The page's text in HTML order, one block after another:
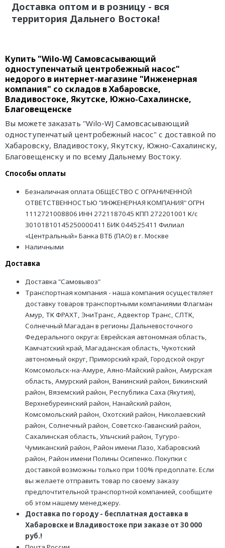
Доставка оптом и в розницу - вся
территория Дальнего Востока!
Купить "Wilo-WJ Самовсасывающий
одноступенчатый центробежный насос"
недорого в интернет-магазине "Инженерная
компания" со складов в Хабаровске,
Владивостоке, Якутске, Южно-Сахалинске,
Благовещенске
Вы можете заказать "Wilo-WJ Самовсасывающий
одноступенчатый центробежный насос" с доставкой по
Хабаровску, Владивостоку, Якутску, Южно-Сахалинску,
Благовещенску и по всему Дальнему Востоку.
Способы оплаты
Безналичная оплата ОБЩЕСТВО С ОГРАНИЧЕННОЙ
ОТВЕТСТВЕННОСТЬЮ "ИНЖЕНЕРНАЯ КОМПАНИЯ" ОГРН
1112721008806 ИНН 2721187045 КПП 272201001 К/с
30101810145250000411 БИК 044525411 Филиал
«Центральный» Банка ВТБ (ПАО) в г. Москве
Наличными
Доставка
Доставка "Самовывоз"
Транспортная компания - наша компания осуществляет
доставку товаров транспортными компаниями Флагман
Амур, ТК ФРАХТ, ЭниТранс, Адвектор Транс, СЛТК,
Солнечный Магадан в регионы Дальневосточного
Федерального округа: Еврейская автономная область,
Камчатский край, Магаданская область, Чукотский
автономный округ, Приморский край, Городской округ
Комсомольск-на-Амуре, Аяно-Майский район, Амурская
область, Амурский район, Ванинский район, Бикинский
район, Вяземский район, Республика Саха (Якутия),
Верхнебуреинский район, Нанайский район,
Комсомольский район, Охотский район, Николаевский
район, Солнечный район, Советско-Гаванский район,
Сахалинская область, Ульчский район, Тугуро-
Чумиканский район, Район имени Лазо, Хабаровский
район, Район имени Полины Осипенко. Покупки с
доставкой возможны только при 100% предоплате. Если
вы желаете отправить товар по своему заказу
предпочтительной транспортной компанией, сообщите
об этом нашему менеджеру.
Доставка по городу - бесплатная доставка в
Хабаровске и Владивостоке при заказе от 30 000
руб.!